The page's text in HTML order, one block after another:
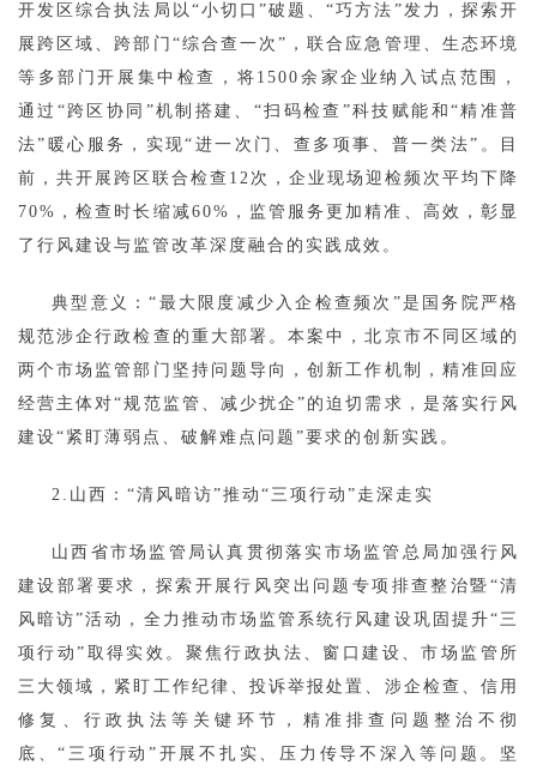
开发区综合执法局以“小切口”破题、“巧方法”发力，探索开
展跨区域、跨部门“综合查一次”，联合应急管理、生态环境
等多部门开展集中检查，将1500余家企业纳入试点范围，
通过“跨区协同”机制搭建、“扫码检查”科技赋能和“精准普
法”暖心服务，实现“进一次门、查多项事、普一类法”。目
前，共开展跨区联合检查12次，企业现场迎检频次平均下降
70%，检查时长缩减60%，监管服务更加精准、高效，彰显
了行风建设与监管改革深度融合的实践成效。
典型意义：“最大限度减少入企检查频次”是国务院严格
规范涉企行政检查的重大部署。本案中，北京市不同区域的
两个市场监管部门坚持问题导向，创新工作机制，精准回应
经营主体对“规范监管、减少扰企”的迫切需求，是落实行风
建设“紧盯薄弱点、破解难点问题”要求的创新实践。
2.山西：“清风暗访”推动“三项行动”走深走实
山西省市场监管局认真贯彻落实市场监管总局加强行风
建设部署要求，探索开展行风突出问题专项排查整治暨“清
风暗访”活动，全力推动市场监管系统行风建设巩固提升“三
项行动”取得实效。聚焦行政执法、窗口建设、市场监管所
三大领域，紧盯工作纪律、投诉举报处置、涉企检查、信用
修复、行政执法等关键环节，精准排查问题整治不彻
底、“三项行动”开展不扎实、压力传导不深入等问题。坚